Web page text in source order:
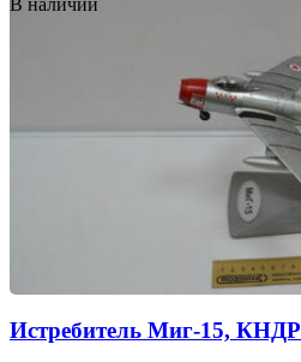
Истребитель Миг-15, КНДР